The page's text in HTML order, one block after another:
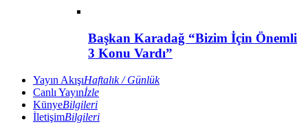
Başkan Karadağ “Bizim İçin Önemli
3 Konu Vardı”
Yayın AkışıHaftalık / Günlük
Canlı Yayınİzle
KünyeBilgileri
İletişimBilgileri